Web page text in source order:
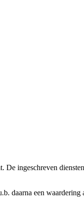
ingeschreven
daarna een